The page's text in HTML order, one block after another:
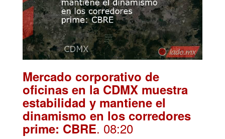
Mercado corporativo de
oficinas en la CDMX muestra
estabilidad y mantiene el
dinamismo en los corredores
prime: CBRE. 08:20